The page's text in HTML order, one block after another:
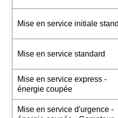
Mise en service initiale
Mise en service standard
Mise en service express -
énergie coupée
Mise en service d'urgence -